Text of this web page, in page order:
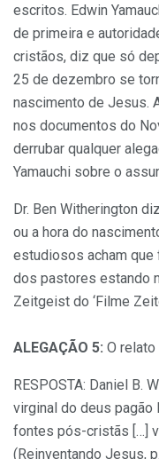
escritos. Edwin
de primeira e
cristãos, diz que só
25 de dezembro se
nascimento de Jesus.
nos documentos do
derrubar qualquer
Yamauchi sobre o
Dr. Ben Witherington
ou a hora do
estudiosos acham que
dos pastores estando
Zeitgeist do ‘Filme
ALEGAÇÃO 5: O
RESPOSTA: Daniel B.
virginal do deus pagão
fontes pós-cristãs […]
(Reinventando Jesus,